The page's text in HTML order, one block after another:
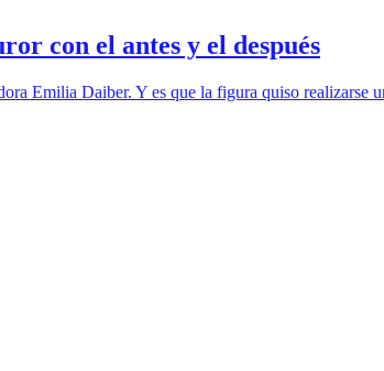
con el antes y el después
Emilia Daiber. Y es que la figura quiso realizarse